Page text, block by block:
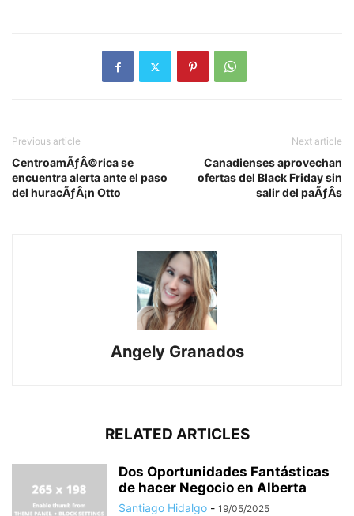
Previous article
CentroamÃƒÂ©rica se
encuentra alerta ante el paso
del huracÃƒÂ¡n Otto
Next article
Canadienses aprovechan
ofertas del Black Friday sin
salir del paÃƒÂ­s
Angely Granados
RELATED ARTICLES
Dos Oportunidades Fantásticas
de hacer Negocio en Alberta
Santiago Hidalgo - 19/05/2025